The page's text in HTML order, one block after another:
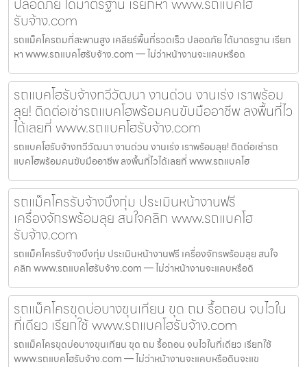
รับจ้าง.com
รถแม็คโครถมที่สะพานสูง เคลียร์พื้นที่รวดเร็ว ปลอดภัย ได้มาตรฐาน เรียก
หา www.รถแบคโฮรับจ้าง.com — ไม่ว่าหน้างานจะแคบหรือด
รถแบคโฮรับจ้างทวีวัฒนา งานด่วน งานเร่ง เราพร้อม
ลุย! ติดต่อเช่ารถแบคโฮพร้อมคนขับมืออาชีพ ลงพื้นที่ไว
ได้เลยที่ www.รถแบคโฮรับจ้าง.com
รถแบคโฮรับจ้างทวีวัฒนา งานด่วน งานเร่ง เราพร้อมลุย! ติดต่อเช่ารถ
แบคโฮพร้อมคนขับมืออาชีพ ลงพื้นที่ไวได้เลยที่ www.รถแบคโฮ
รถแม็คโครรับจ้างบึงกุ่ม ประเมินหน้างานฟรี
เครื่องจักรพร้อมลุย สนใจคลิก www.รถแบคโฮ
รับจ้าง.com
รถแม็คโครรับจ้างบึงกุ่ม ประเมินหน้างานฟรี เครื่องจักรพร้อมลุย สนใจ
คลิก www.รถแบคโฮรับจ้าง.com — ไม่ว่าหน้างานจะแคบหรือดิ
รถแม็คโครขุดบ่อบางขุนเทียน ขุด ถม รื้อถอน จบไวใน
ที่เดียว เรียกใช้ www.รถแบคโฮรับจ้าง.com
รถแม็คโครขุดบ่อบางขุนเทียน ขุด ถม รื้อถอน จบไวในที่เดียว เรียกใช้
www.รถแบคโฮรับจ้าง.com — ไม่ว่าหน้างานจะแคบหรือดินจะแข